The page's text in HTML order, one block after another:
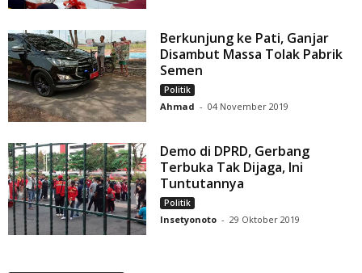
Berkunjung ke Pati, Ganjar
Disambut Massa Tolak Pabrik
Semen
Politik
Ahmad - 04 November 2019
Demo di DPRD, Gerbang
Terbuka Tak Dijaga, Ini
Tuntutannya
Politik
Insetyonoto - 29 Oktober 2019